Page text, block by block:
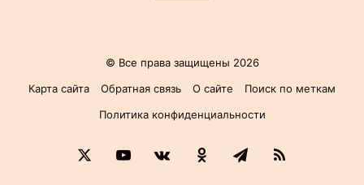
© Все права защищены 2026
Карта сайта
Обратная связь О сайте
Поиск по меткам
Политика конфиденциальности
YouTubevk.comОдноклассники
Telegram
RSS